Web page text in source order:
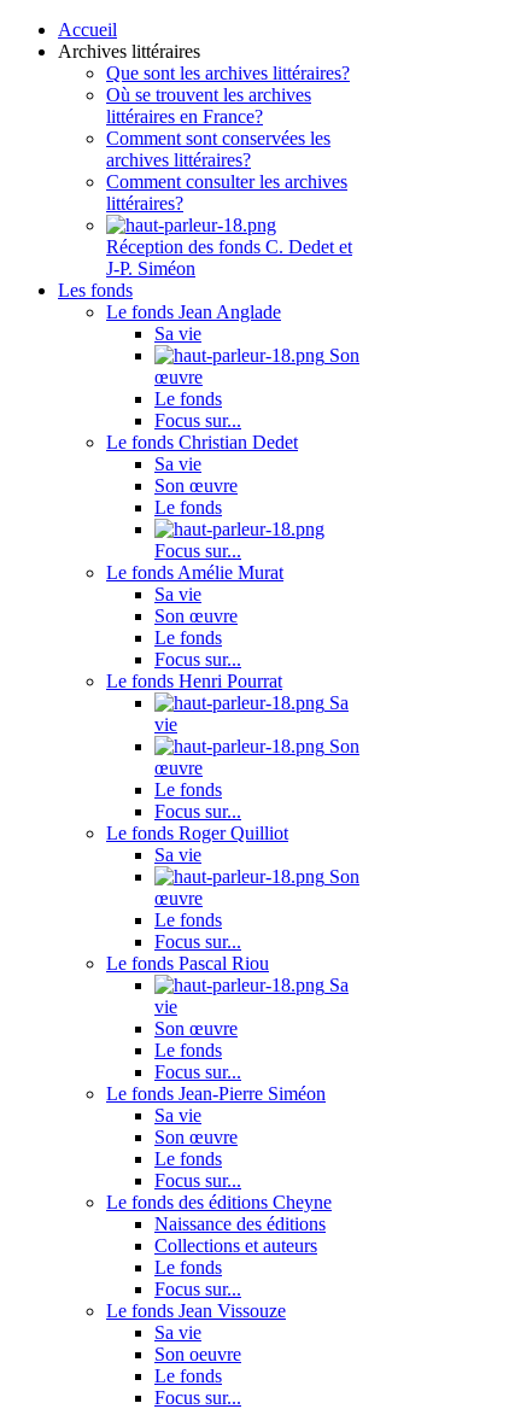
Accueil
Archives littéraires
Que sont les archives littéraires?
Où se trouvent les archives
littéraires en France?
Comment sont conservées les
archives littéraires?
Comment consulter les archives
littéraires?
Réception des fonds C. Dedet et
J-P. Siméon
Les fonds
Le fonds Jean Anglade
Sa vie
Son
œuvre
Le fonds
Focus sur...
Le fonds Christian Dedet
Sa vie
Son œuvre
Le fonds
Focus sur...
Le fonds Amélie Murat
Sa vie
Son œuvre
Le fonds
Focus sur...
Le fonds Henri Pourrat
Sa
vie
Son
œuvre
Le fonds
Focus sur...
Le fonds Roger Quilliot
Sa vie
Son
œuvre
Le fonds
Focus sur...
Le fonds Pascal Riou
Sa
vie
Son œuvre
Le fonds
Focus sur...
Le fonds Jean-Pierre Siméon
Sa vie
Son œuvre
Le fonds
Focus sur...
Le fonds des éditions Cheyne
Naissance des éditions
Collections et auteurs
Le fonds
Focus sur...
Le fonds Jean Vissouze
Sa vie
Son oeuvre
Le fonds
Focus sur...